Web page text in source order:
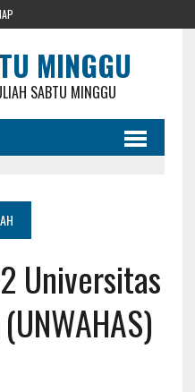
MINGGU
SABTU MINGGU
Universitas